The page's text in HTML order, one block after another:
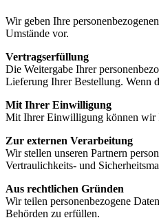
Wir geben Ihre
Umstände vor.
Vertragserfüllung
Die Weitergabe Ihrer
Lieferung Ihrer Bestellung. Wenn
Mit Ihrer Einwilligung
Mit Ihrer Einwilligung können wir
Zur externen Verarbeitung
Wir stellen unseren Partnern
Vertraulichkeits- und
Aus rechtlichen Gründen
Wir teilen personenbezogene
Behörden zu erfüllen.